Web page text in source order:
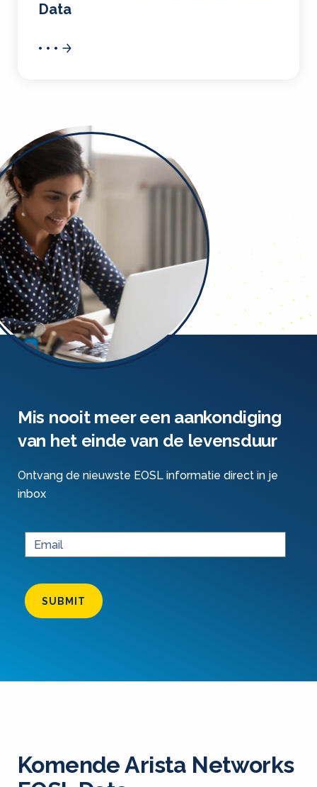
Data
Mis nooit meer een aankondiging
van het einde van de levensduur
Ontvang de nieuwste EOSL informatie direct in je
inbox
SUBMIT
Komende Arista Networks